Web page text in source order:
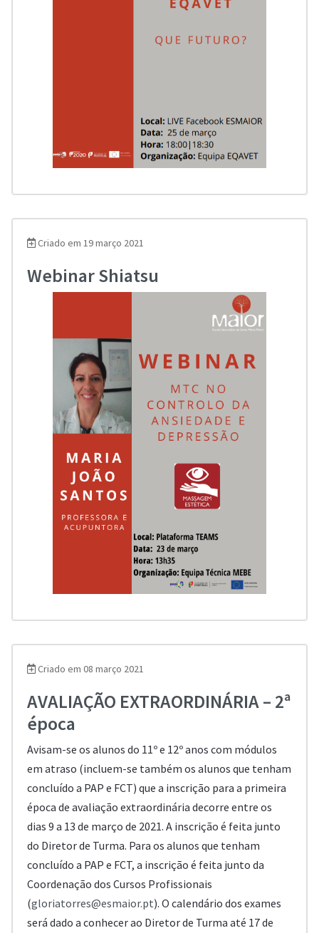
Criado em 19 março 2021
Webinar Shiatsu
Criado em 08 março 2021
AVALIAÇÃO EXTRAORDINÁRIA – 2ª
época
Avisam-se os alunos do 11º e 12º anos com módulos
em atraso (incluem-se também os alunos que tenham
concluído a PAP e FCT) que a inscrição para a primeira
época de avaliação extraordinária decorre entre os
dias 9 a 13 de março de 2021. A inscrição é feita junto
do Diretor de Turma. Para os alunos que tenham
concluído a PAP e FCT, a inscrição é feita junto da
Coordenação dos Cursos Profissionais
(gloriatorres@esmaior.pt). O calendário dos exames
será dado a conhecer ao Diretor de Turma até 17 de